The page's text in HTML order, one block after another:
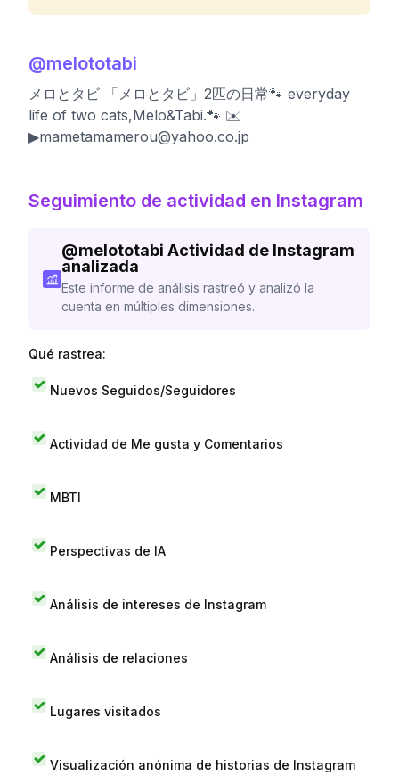
@melototabi
メロとタビ 「メロとタビ」2匹の日常🐾 everyday
life of two cats,Melo&Tabi.🐾 ✉️
▶︎mametamamerou@yahoo.co.jp
Seguimiento de actividad en Instagram
@melototabi Actividad de Instagram
analizada
Este informe de análisis rastreó y analizó la
cuenta en múltiples dimensiones.
Qué rastrea:
Nuevos Seguidos/Seguidores
Actividad de Me gusta y Comentarios
MBTI
Perspectivas de IA
Análisis de intereses de Instagram
Análisis de relaciones
Lugares visitados
Visualización anónima de historias de Instagram